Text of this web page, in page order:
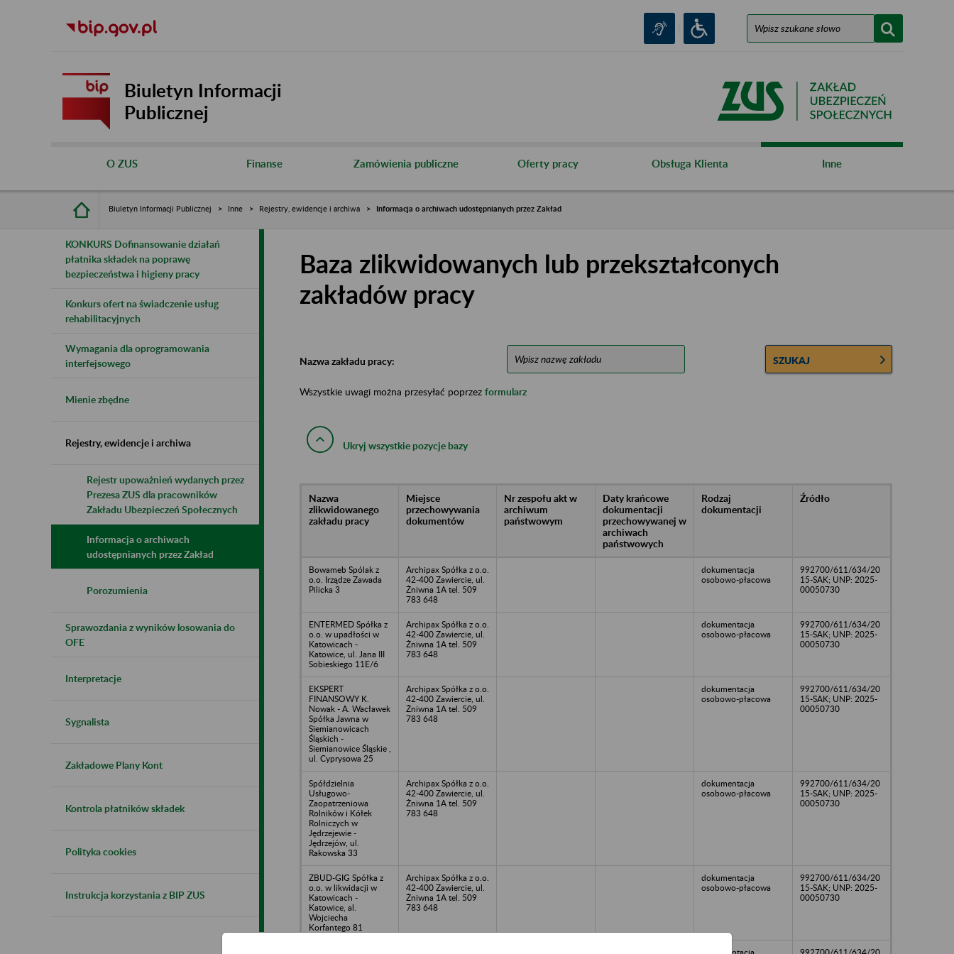
Biuletyn Informacji
Publicznej
O ZUS Finanse Zamówienia publiczne Oferty pracy Obsługa Klienta Inne
Biuletyn Informacji Publicznej Inne Rejestry, ewidencje i archiwa Informacja o archiwach udostępnianych przez Zakład
KONKURS Dofinansowanie działań
płatnika składek na poprawę
bezpieczeństwa i higieny pracy
Konkurs ofert na świadczenie usług
rehabilitacyjnych
Wymagania dla oprogramowania
interfejsowego
Mienie zbędne
Rejestry, ewidencje i archiwa
Rejestr upoważnień wydanych przez
Prezesa ZUS dla pracowników
Zakładu Ubezpieczeń Społecznych
Informacja o archiwach
udostępnianych przez Zakład
Porozumienia
Sprawozdania z wyników losowania do
OFE
Interpretacje
Sygnalista
Zakładowe Plany Kont
Kontrola płatników składek
Polityka cookies
Instrukcja korzystania z BIP ZUS
Baza zlikwidowanych lub przekształconych
zakładów pracy
Nazwa zakładu pracy: SZUKAJ
Wszystkie uwagi można przesyłać poprzez formularz
Ukryj wszystkie pozycje bazy
Nazwa
zlikwidowanego
zakładu pracy
Miejsce
przechowywania
dokumentów
Nr zespołu akt w
archiwum
państwowym
Daty krańcowe
dokumentacji
przechowywanej w
archiwach
państwowych
Rodzaj
dokumentacji
Źródło
Bowameb Spólak z
o.o. Irządze Zawada
Pilicka 3
Archipax Spółka z o.o.
42-400 Zawiercie, ul.
Żniwna 1A tel. 509
783 648
dokumentacja
osobowo-płacowa
992700/611/634/20
15-SAK; UNP: 2025-
00050730
ENTERMED Spółka z
o.o. w upadłości w
Katowicach -
Katowice, ul. Jana III
Sobieskiego 11E/6
Archipax Spółka z o.o.
42-400 Zawiercie, ul.
Żniwna 1A tel. 509
783 648
dokumentacja
osobowo-płacowa
992700/611/634/20
15-SAK; UNP: 2025-
00050730
EKSPERT
FINANSOWY K.
Nowak - A. Wacławek
Spółka Jawna w
Siemianowicach
Śląskich -
Siemianowice Śląskie ,
ul. Cyprysowa 25
Archipax Spółka z o.o.
42-400 Zawiercie, ul.
Żniwna 1A tel. 509
783 648
dokumentacja
osobowo-płacowa
992700/611/634/20
15-SAK; UNP: 2025-
00050730
Spółdzielnia
Usługowo-
Zaopatrzeniowa
Rolników i Kółek
Rolniczych w
Jędrzejewie -
Jędrzejów, ul.
Rakowska 33
Archipax Spółka z o.o.
42-400 Zawiercie, ul.
Żniwna 1A tel. 509
783 648
dokumentacja
osobowo-płacowa
992700/611/634/20
15-SAK; UNP: 2025-
00050730
ZBUD-GIG Spółka z
o.o. w likwidacji w
Katowicach -
Katowice, al.
Wojciecha
Korfantego 81
Archipax Spółka z o.o.
42-400 Zawiercie, ul.
Żniwna 1A tel. 509
783 648
dokumentacja
osobowo-płacowa
992700/611/634/20
15-SAK; UNP: 2025-
00050730